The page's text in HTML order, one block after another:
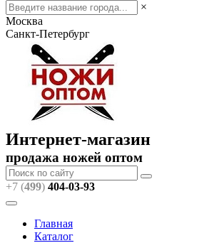
×
Москва
Санкт-Петербург
Интернет-магазин
продажа ножей оптом
+7 (499) 404-03-93
Главная
Каталог